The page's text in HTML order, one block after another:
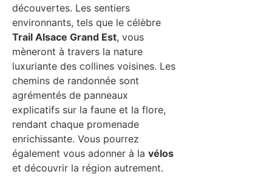
découvertes. Les sentiers
environnants, tels que le célèbre
Trail Alsace Grand Est, vous
mèneront à travers la nature
luxuriante des collines voisines. Les
chemins de randonnée sont
agrémentés de panneaux
explicatifs sur la faune et la flore,
rendant chaque promenade
enrichissante. Vous pourrez
également vous adonner à la vélos
et découvrir la région autrement.